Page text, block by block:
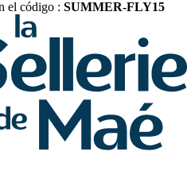
el código : SUMMER-FLY15